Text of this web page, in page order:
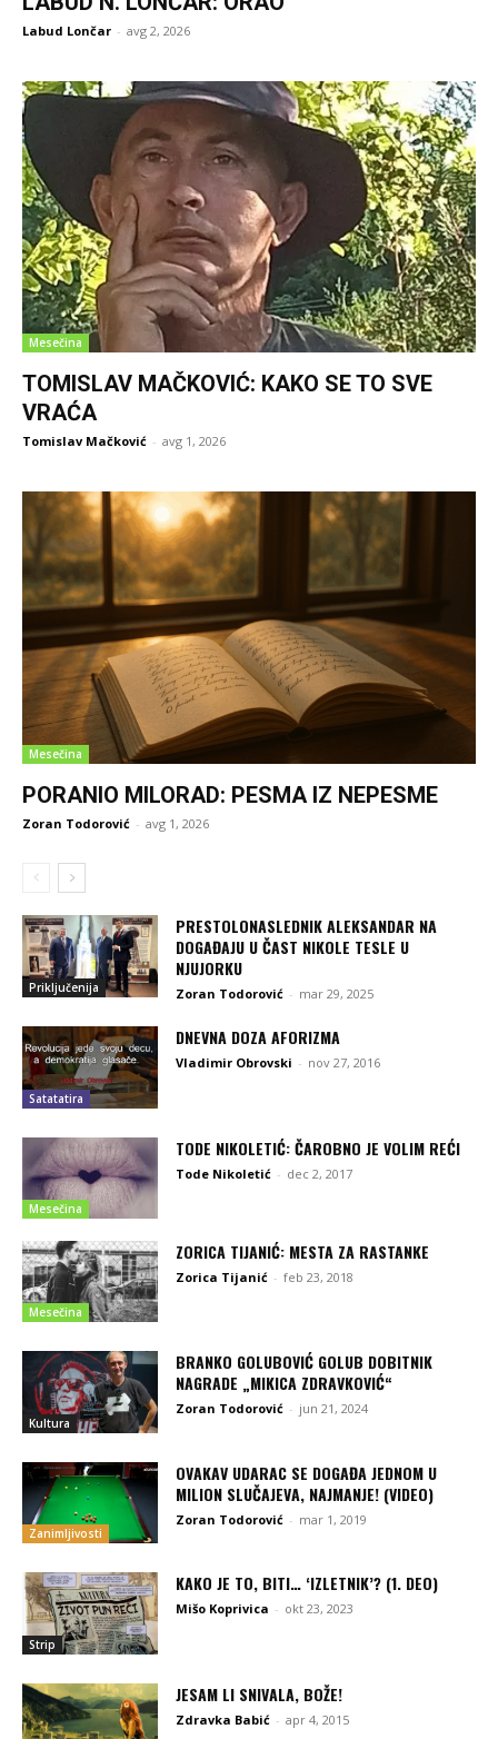
Labud Lončar - avg 2, 2026
Mesečina
TOMISLAV MAČKOVIĆ: KAKO SE TO SVE
VRAĆA
Tomislav Mačković - avg 1, 2026
Mesečina
PORANIO MILORAD: PESMA IZ NEPESME
Zoran Todorović - avg 1, 2026
Priključenija
PRESTOLONASLEDNIK ALEKSANDAR NA
DOGAĐAJU U ČAST NIKOLE TESLE U
NJUJORKU
Zoran Todorović - mar 29, 2025
Satatatira
DNEVNA DOZA AFORIZMA
Vladimir Obrovski - nov 27, 2016
Mesečina
TODE NIKOLETIĆ: ČAROBNO JE VOLIM REĆI
Tode Nikoletić - dec 2, 2017
Mesečina
ZORICA TIJANIĆ: MESTA ZA RASTANKE
Zorica Tijanić - feb 23, 2018
Kultura
BRANKO GOLUBOVIĆ GOLUB DOBITNIK
NAGRADE „MIKICA ZDRAVKOVIĆ“
Zoran Todorović - jun 21, 2024
Zanimljivosti
OVAKAV UDARAC SE DOGAĐA JEDNOM U
MILION SLUČAJEVA, NAJMANJE! (VIDEO)
Zoran Todorović - mar 1, 2019
Strip
KAKO JE TO, BITI… ‘IZLETNIK’? (1. DEO)
Mišo Koprivica - okt 23, 2023
JESAM LI SNIVALA, BOŽE!
Zdravka Babić - apr 4, 2015